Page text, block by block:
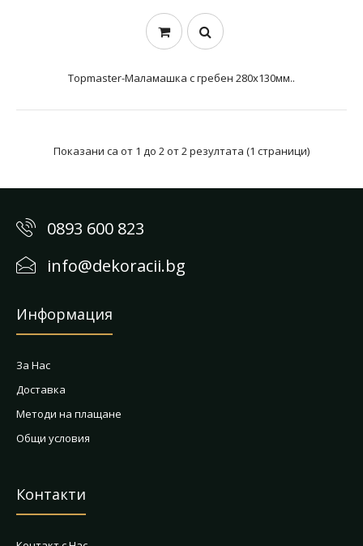
Topmaster-Маламашка с гребен 280х130мм..
Показани са от 1 до 2 от 2 резултата (1 страници)
0893 600 823
info@dekoracii.bg
Информация
За Нас
Доставка
Методи на плащане
Общи условия
Контакти